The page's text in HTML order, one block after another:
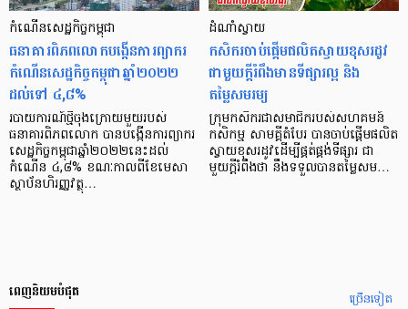
កំណើនសេដ្ឋកិច្ចកម្ពុជា
ធនាគារពិភពលោកបង្កើនការព្យាករ
កំណើនសេដ្ឋកិច្ចកម្ពុជាឆ្នាំ២០២២
ដល់ទៅ ៤,៨%
របាយការណ៍ថ្មីចុងក្រោយមួយរបស់
ធនាគារពិភពលោក បានបង្កើនការព្យាករ
សេដ្ឋកិច្ចកម្ពុជាឆ្នាំ២០២២នេះដល់
កំណើន ៤,៨% ខណៈកាលពីខែមេសា
ស្ថាប័នហិរញ្ញវត្ថុ…
ដំណាំស្វាយ
កសិករចាប់ផ្ដើមផលិតស្វាយខុសរដូវ
ជាមួយក្តីរំពឹងមានទីផ្សារល្អ និង
តម្លៃសមរម្យ
ក្រុមកសិករជាសមាជិករបស់សហគមន៍
កសិកម្ម សាមគ្គីតំបែរ បានចាប់ផ្ដើមផលិត
ស្វាយខុសរដូវដើម្បីផ្គត់ផ្គង់ទីផ្សារ ជា
មួយក្តីរំពឹងថា នឹងទទួលបានតម្លៃសម…
ច្រើនទៀត
ពេញនិយមបំផុត